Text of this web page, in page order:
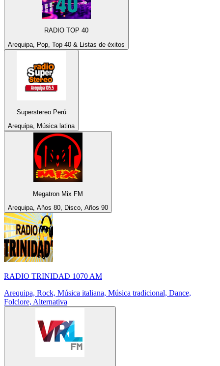
RADIO TOP 40
Arequipa, Pop, Top 40 & Listas de éxitos
Superstereo Perú
Arequipa, Música latina
Megatron Mix FM
Arequipa, Años 80, Disco, Años 90
RADIO TRINIDAD 1070 AM
Arequipa, Rock, Música italiana, Música tradicional, Dance,
Folclore, Alternativa